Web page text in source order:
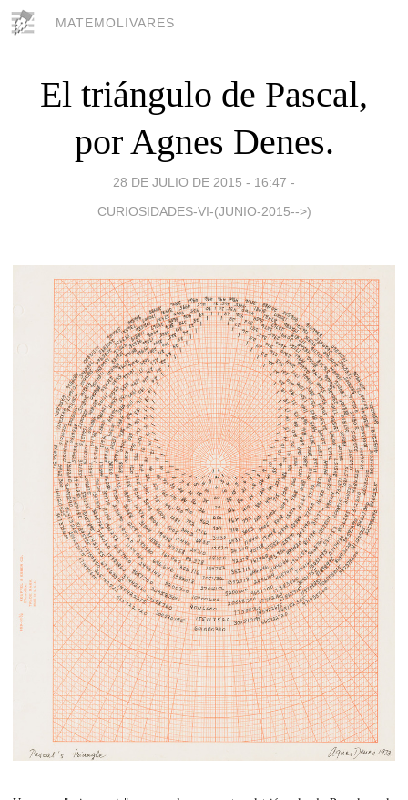
MATEMOLIVARES
El triángulo de Pascal,
por Agnes Denes.
28 DE JULIO DE 2015 - 16:47 -
CURIOSIDADES-VI-(JUNIO-2015-->)